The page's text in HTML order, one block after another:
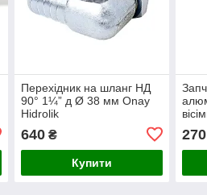
Перехідник на шланг НД
90° 1¼” д Ø 38 мм Onay
Hidrolik
640₴
Купити
270